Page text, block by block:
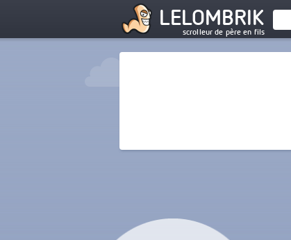
LELOMBRIK
scrolleur de père en fils